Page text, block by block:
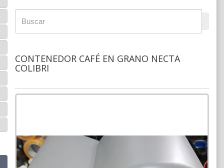
CONTENEDOR CAFÉ EN GRANO NECTA
COLIBRI